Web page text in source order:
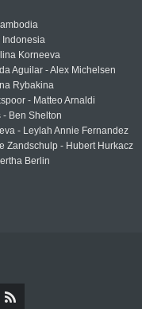
Indonesia
Korneeva
Aguilar - Alex Michelsen
Rybakina
- Matteo Arnaldi
- Ben Shelton
- Leylah Annie Fernandez
Zandschulp - Hubert Hurkacz
Berlin